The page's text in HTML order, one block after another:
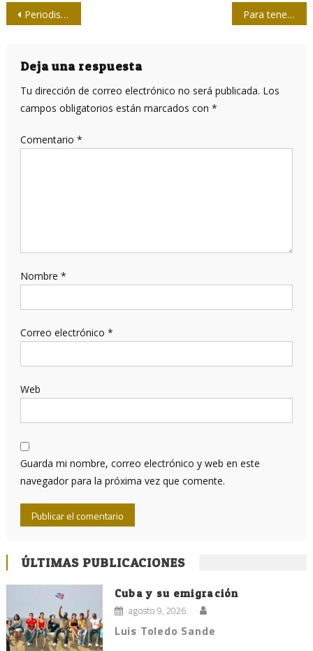
Navegación
entradas
Periodistas cubanos realizan protesta virtual contra la intervención de Estados Unidos en Cuba Para tener un pueblo lleno de amor
Deja una respuesta
Tu dirección de correo electrónico no será publicada. Los
campos obligatorios están marcados con *
Comentario *
Nombre *
Correo electrónico *
Web
Guarda mi nombre, correo electrónico y web en este
navegador para la próxima vez que comente.
ÚLTIMAS PUBLICACIONES
Cuba y su emigración
agosto 9, 2026
Luis Toledo Sande